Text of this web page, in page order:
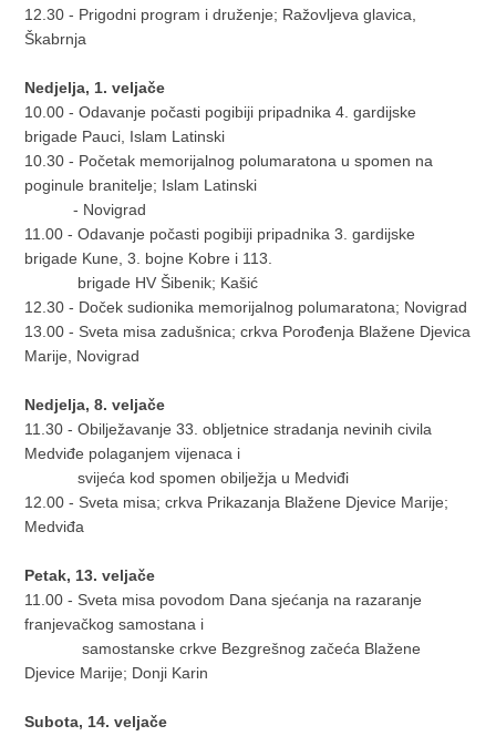
12.30 - Prigodni program i druženje; Ražovljeva glavica,
Škabrnja
Nedjelja, 1. veljače
10.00 - Odavanje počasti pogibiji pripadnika 4. gardijske
brigade Pauci, Islam Latinski
10.30 - Početak memorijalnog polumaratona u spomen na
poginule branitelje; Islam Latinski
- Novigrad
11.00 - Odavanje počasti pogibiji pripadnika 3. gardijske
brigade Kune, 3. bojne Kobre i 113.
brigade HV Šibenik; Kašić
12.30 - Doček sudionika memorijalnog polumaratona; Novigrad
13.00 - Sveta misa zadušnica; crkva Porođenja Blažene Djevica
Marije, Novigrad
Nedjelja, 8. veljače
11.30 - Obilježavanje 33. obljetnice stradanja nevinih civila
Medviđe polaganjem vijenaca i
svijeća kod spomen obilježja u Medviđi
12.00 - Sveta misa; crkva Prikazanja Blažene Djevice Marije;
Medviđa
Petak, 13. veljače
11.00 - Sveta misa povodom Dana sjećanja na razaranje
franjevačkog samostana i
samostanske crkve Bezgrešnog začeća Blažene
Djevice Marije; Donji Karin
Subota, 14. veljače